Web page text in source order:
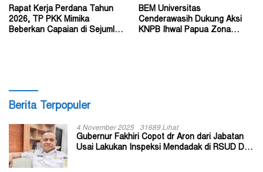
Rapat Kerja Perdana Tahun
2026, TP PKK Mimika
Beberkan Capaian di Sejumlah
BEM Universitas
Cenderawasih Dukung Aksi
KNPB Ihwal Papua Zona
Berita Terpopuler
4 November 2025 31689 Lihat
Gubernur Fakhiri Copot dr Aron dari Jabatan
Usai Lakukan Inspeksi Mendadak di RSUD Dok